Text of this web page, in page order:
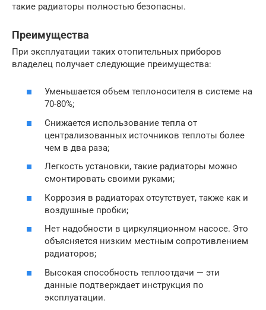
такие радиаторы полностью безопасны.
Преимущества
При эксплуатации таких отопительных приборов
владелец получает следующие преимущества:
Уменьшается объем теплоносителя в системе на
70-80%;
Снижается использование тепла от
централизованных источников теплоты более
чем в два раза;
Легкость установки, такие радиаторы можно
смонтировать своими руками;
Коррозия в радиаторах отсутствует, также как и
воздушные пробки;
Нет надобности в циркуляционном насосе. Это
объясняется низким местным сопротивлением
радиаторов;
Высокая способность теплоотдачи — эти
данные подтверждает инструкция по
эксплуатации.